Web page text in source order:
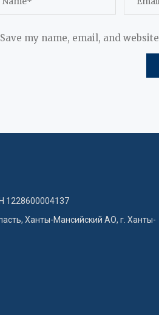
Save my name, email, and
1228600004137
Ханты-Мансийский АО, г. Ханты-